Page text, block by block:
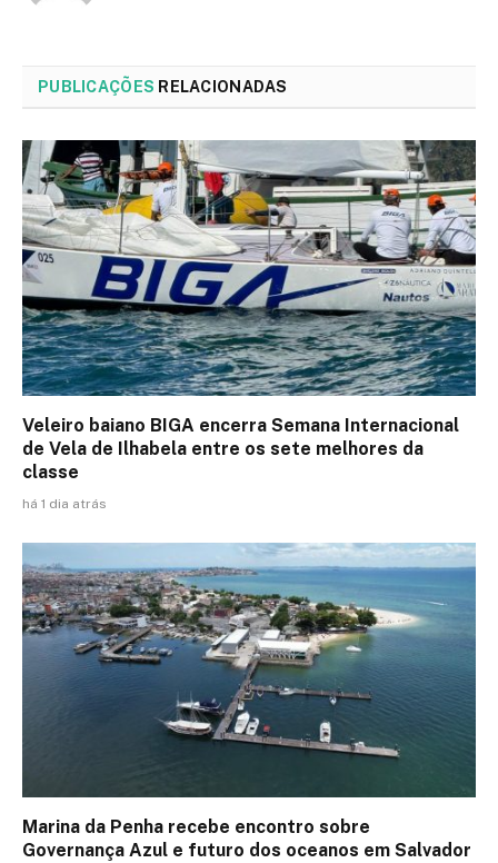
PUBLICAÇÕES RELACIONADAS
Veleiro baiano BIGA encerra Semana Internacional
de Vela de Ilhabela entre os sete melhores da
classe
há 1 dia atrás
Marina da Penha recebe encontro sobre
Governança Azul e futuro dos oceanos em Salvador